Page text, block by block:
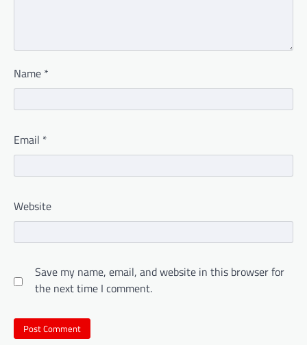
Name *
Email *
Website
Save my name, email, and website in this browser for
the next time I comment.